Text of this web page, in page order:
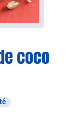
coco